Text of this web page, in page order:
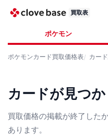
買取表
ポケモン
ポケモンカード買取価格表 カー
カードが見つ
買取価格の掲載が終了した
あります。